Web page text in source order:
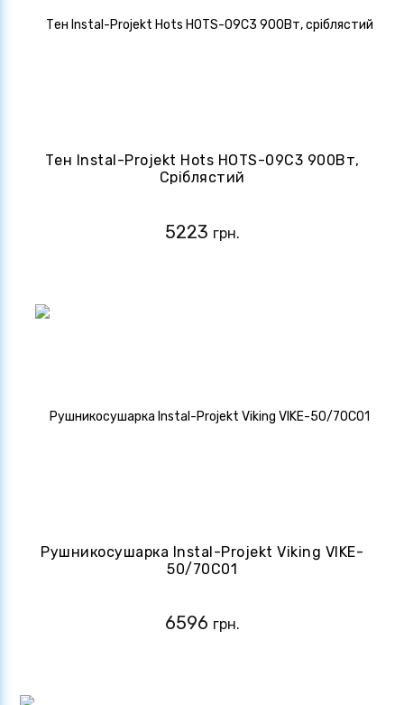
Тен Instal-Projekt Hots HOTS-09C3 900Вт,
Сріблястий
5223 грн.
Рушникосушарка Instal-Projekt Viking VIKE-
50/70C01
6596 грн.